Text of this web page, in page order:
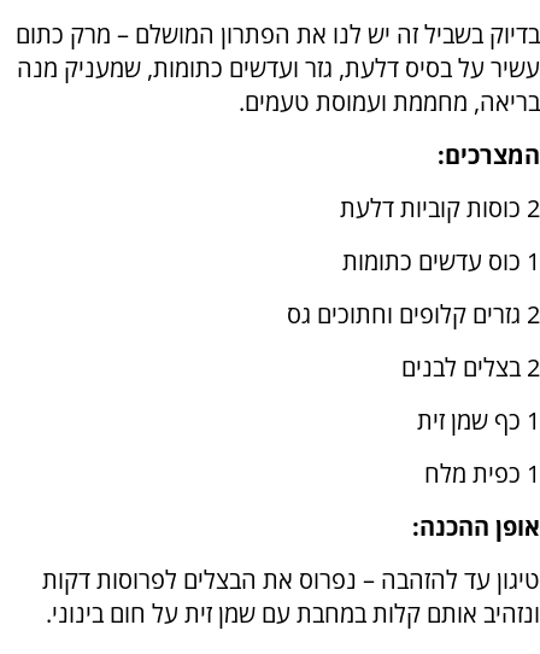
בדיוק בשביל זה יש לנו את הפתרון המושלם – מרק כתום
עשיר על בסיס דלעת, גזר ועדשים כתומות, שמעניק מנה
בריאה, מחממת ועמוסת טעמים.
המצרכים:
2 כוסות קוביות דלעת
1 כוס עדשים כתומות
2 גזרים קלופים וחתוכים גס
2 בצלים לבנים
1 כף שמן זית
1 כפית מלח
אופן ההכנה:
טיגון עד להזהבה – נפרוס את הבצלים לפרוסות דקות
ונזהיב אותם קלות במחבת עם שמן זית על חום בינוני.